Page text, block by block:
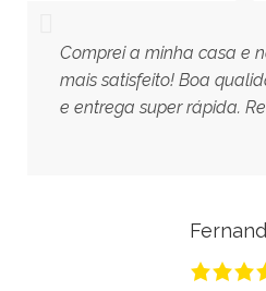
Comprei a minha casa e
mais satisfeito! Boa
e entrega super rápida.